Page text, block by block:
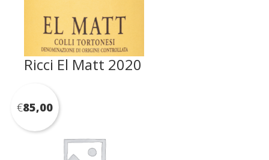
Ricci El Matt 2020
€85,00